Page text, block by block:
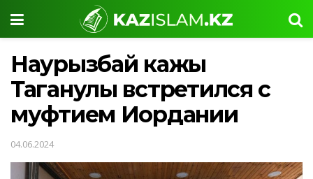
Наурызбай кажы
Таганулы встретился с
муфтием Иордании
04.06.2024